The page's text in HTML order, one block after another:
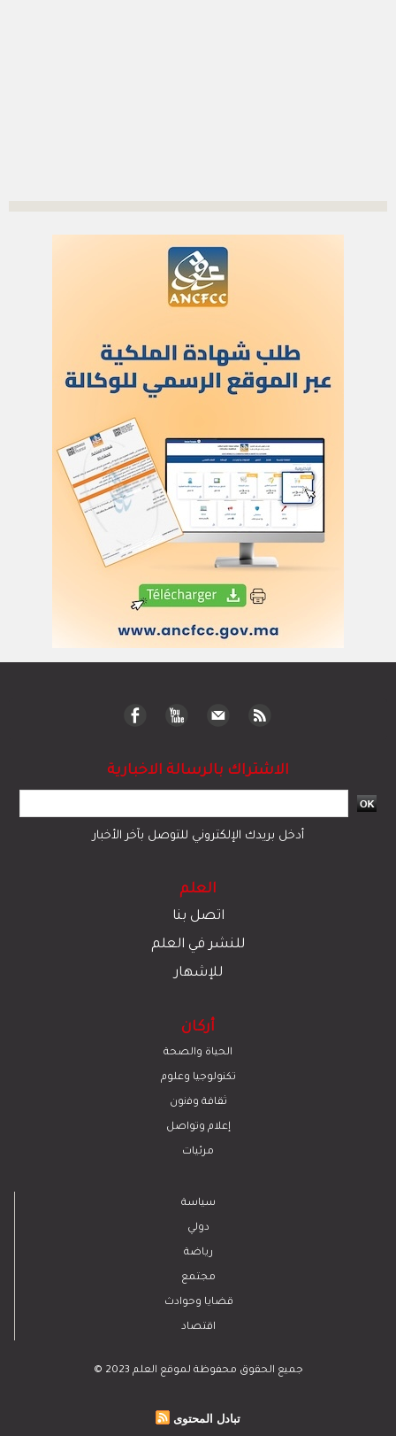
الاشتراك بالرسالة الاخبارية
أدخل بريدك الإلكتروني للتوصل بآخر الأخبار
العلم
اتصل بنا
للنشر في العلم
للإشهار
أركان
الحياة والصحة
تكنولوجيا وعلوم
ﺛﻘﺎﻓﺔ وﻓﻧون
إعلام وتواصل
مرئيات
سياسة
دولي
رياضة
مجتمع
قضايا وحوادث
اقتصاد
© 2023 جميع الحقوق محفوظة لموقع العلم
تبادل المحتوى